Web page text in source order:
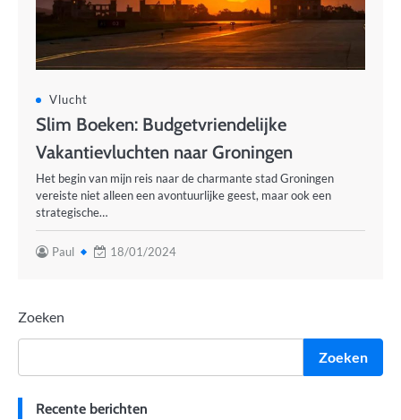
Vlucht
Slim Boeken: Budgetvriendelijke
Vakantievluchten naar Groningen
Het begin van mijn reis naar de charmante stad Groningen
vereiste niet alleen een avontuurlijke geest, maar ook een
strategische…
Paul 18/01/2024
Zoeken
Zoeken
Recente berichten